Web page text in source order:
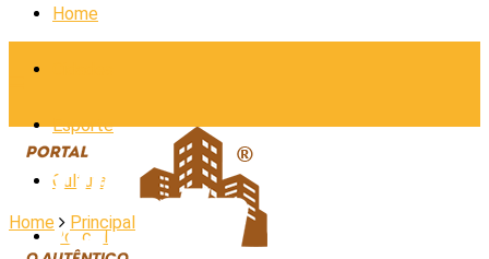
Home
Esporte
Cultura
Policial
Home Principal